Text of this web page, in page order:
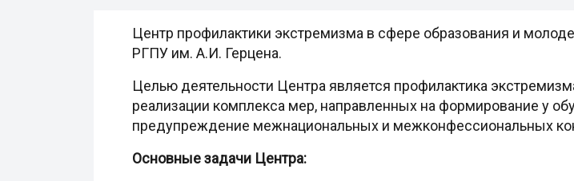
Центр профилактики экстремизма в сфере образования и
РГПУ им. А.И. Герцена.
Целью деятельности Центра является профилактика
реализации комплекса мер, направленных на формирование у
предупреждение межнациональных и межконфессиональных
Основные задачи Центра: